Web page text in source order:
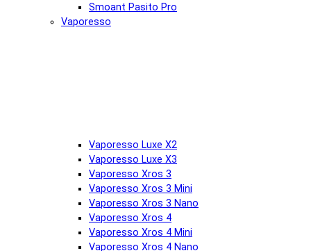
Smoant Pasito Pro
Vaporesso
Vaporesso Luxe X2
Vaporesso Luxe X3
Vaporesso Xros 3
Vaporesso Xros 3 Mini
Vaporesso Xros 3 Nano
Vaporesso Xros 4
Vaporesso Xros 4 Mini
Vaporesso Xros 4 Nano